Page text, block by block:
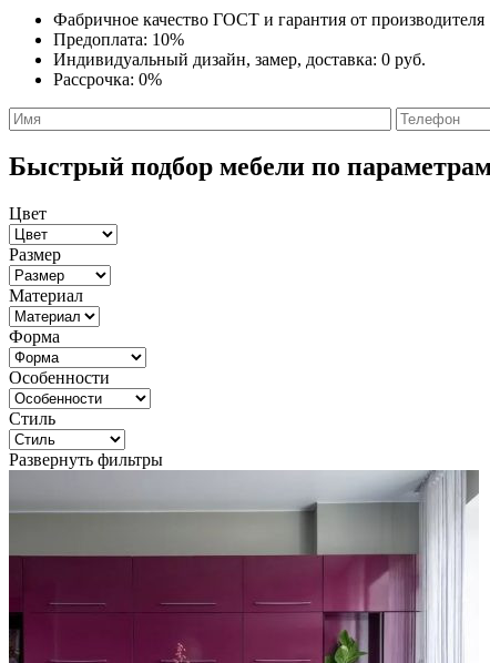
Фабричное качество ГОСТ и гарантия от производителя
Предоплата: 10%
Индивидуальный дизайн, замер, доставка: 0 руб.
Рассрочка: 0%
Быстрый подбор мебели по
Цвет
Размер
Материал
Форма
Особенности
Стиль
Развернуть фильтры